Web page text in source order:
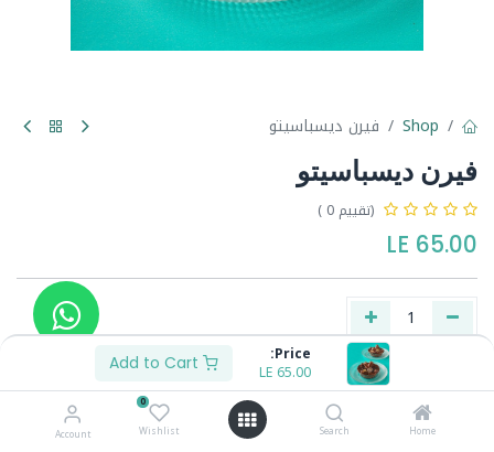
Price:
65.00
Home
Search
0
Wishlist
Account
Shop فيرن ديسباسيتو
فيرن ديسباسيتو
(تقييم 0 )
65.00